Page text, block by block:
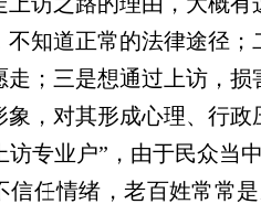
不知道正常的法律途径
走；三是想通过上访，
象，对其形成心理、行
访专业户”，由于民众当
信任情绪，老百姓常常